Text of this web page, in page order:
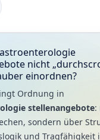
nicht
einordnen?
Ordnung in
stellenangebote:
sondern über
und Tragfähigkeit